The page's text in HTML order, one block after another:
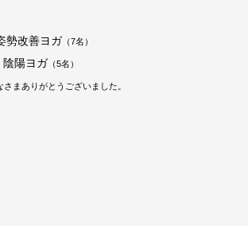
勢改善ヨガ （7名）
陽ヨガ （5名）
まありがとうございました。